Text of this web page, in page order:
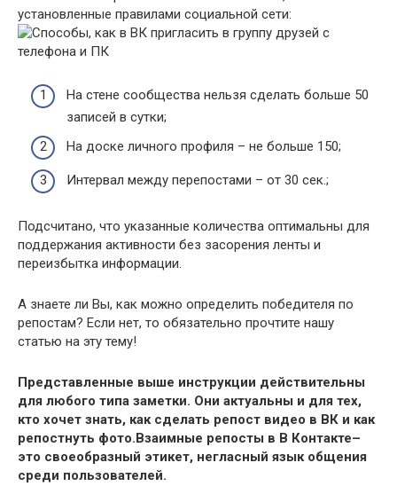
установленные правилами социальной сети:
На стене сообщества нельзя сделать больше 50
записей в сутки;
На доске личного профиля – не больше 150;
Интервал между перепостами – от 30 сек.;
Подсчитано, что указанные количества оптимальны для
поддержания активности без засорения ленты и
переизбытка информации.
А знаете ли Вы, как можно определить победителя по
репостам? Если нет, то обязательно прочтите нашу
статью на эту тему!
Представленные выше инструкции действительны
для любого типа заметки. Они актуальны и для тех,
кто хочет знать, как сделать репост видео в ВК и как
репостнуть фото.Взаимные репосты в В Контакте–
это своеобразный этикет, негласный язык общения
среди пользователей.